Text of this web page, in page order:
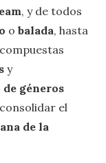
, y de todos
o balada, hasta
y
géneros
el
de la